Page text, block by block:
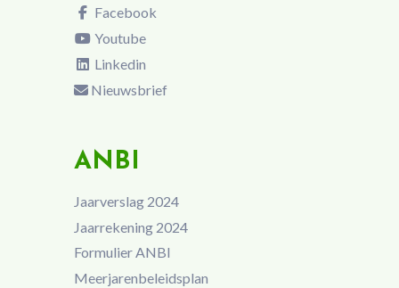
Facebook
Youtube
Linkedin
Nieuwsbrief
ANBI
Jaarverslag 2024
Jaarrekening 2024
Formulier ANBI
Meerjarenbeleidsplan